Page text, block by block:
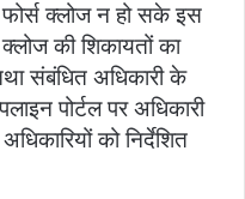
फोर्स क्लोज न हो सके इस
क्लोज की शिकायतों का
संबंधित अधिकारी के
पोर्टल पर अधिकारी
को निर्देशित